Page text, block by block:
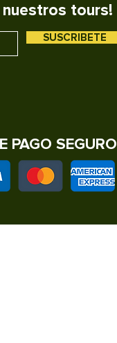
nuestros tours!
SUSCRIBETE
PAGO SEGURO